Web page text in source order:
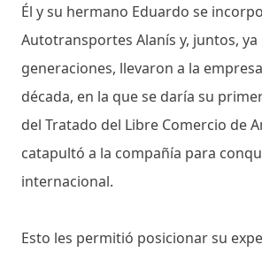
Él y su hermano Eduardo se
Autotransportes Alanís y, juntos, ya
generaciones, llevaron a la
década, en la que se daría su
del Tratado del Libre Comercio de
catapultó a la compañía para
internacional.
Esto les permitió posicionar su